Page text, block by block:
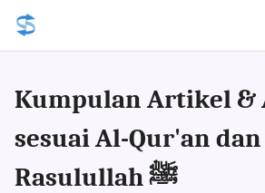
Kumpulan Artikel &
sesuai Al-Qur'an
Rasulullah ﷺ